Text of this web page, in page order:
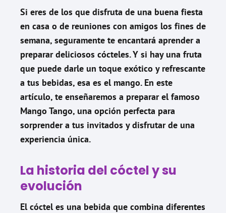
Si eres de los que disfruta de una buena fiesta
en casa o de reuniones con amigos los fines de
semana, seguramente te encantará aprender a
preparar deliciosos cócteles. Y si hay una fruta
que puede darle un toque exótico y refrescante
a tus bebidas, esa es el mango. En este
artículo, te enseñaremos a preparar el famoso
Mango Tango, una opción perfecta para
sorprender a tus invitados y disfrutar de una
experiencia única.
La historia del cóctel y su
evolución
El cóctel es una bebida que combina diferentes